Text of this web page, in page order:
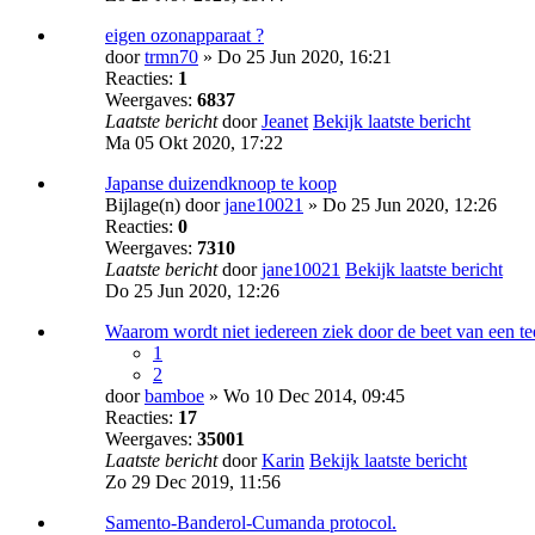
eigen ozonapparaat ?
doortrmn70 » Do 25 Jun 2020, 16:21
Reacties: 1
Weergaves: 6837
Laatste berichtdoorJeanet Bekijk laatste bericht
Ma 05 Okt 2020, 17:22
Japanse duizendknoop te koop
Bijlage(n) doorjane10021 » Do 25 Jun 2020, 12:26
Reacties: 0
Weergaves: 7310
Laatste berichtdoorjane10021 Bekijk laatste bericht
Do 25 Jun 2020, 12:26
Waarom wordt niet iedereen ziek door de beet van een
1
2
doorbamboe » Wo 10 Dec 2014, 09:45
Reacties: 17
Weergaves: 35001
Laatste berichtdoorKarin Bekijk laatste bericht
Zo 29 Dec 2019, 11:56
Samento-Banderol-Cumanda protocol.